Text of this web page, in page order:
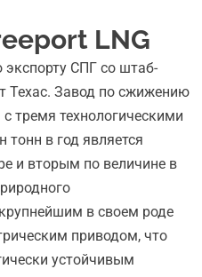
LNG
СПГ со штаб-
Техас. Завод по сжижению
тремя технологическими
в год является
и вторым по величине в
в своем роде
приводом, что
устойчивым